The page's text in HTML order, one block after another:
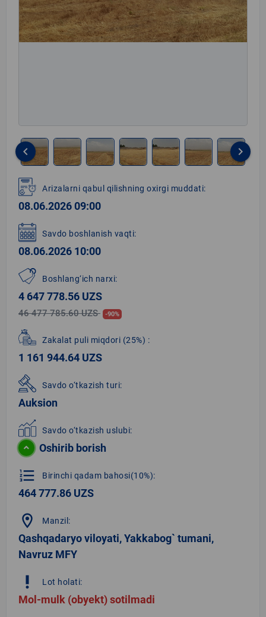
1
of
8
keyboard_arrow_left keyboard_arrow_right
Arizalarni qabul qilishning oxirgi muddati:
08.06.2026 09:00
Savdo boshlanish vaqti:
08.06.2026 10:00
Boshlang‘ich narxi:
4 647 778.56 UZS
46 477 785.60 UZS -90%
Zakalat puli miqdori (25%) :
1 161 944.64 UZS
Savdo o‘tkazish turi:
Auksion
Savdo o‘tkazish uslubi:
Oshirib borish
format_list_numbered Birinchi qadam bahosi(10%):
464 777.86 UZS
location_on Manzil:
Qashqadaryo viloyati, Yakkabog` tumani,
Navruz MFY
priority_high Lot holati:
Mol-mulk (obyekt) sotilmadi